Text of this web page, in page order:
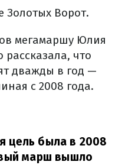
Золотых Ворот.
мегамаршу Юлия
что
дважды в год —
с 2008 года.
цель была в 2008
марш вышло